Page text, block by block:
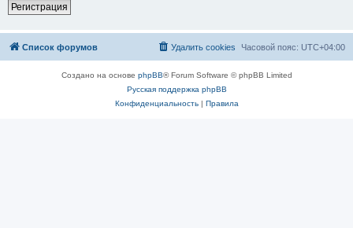
Регистрация
Список форумов Часовой пояс: UTC+04:00
Удалить cookies
Создано на основе phpBB® Forum Software © phpBB Limited
Русская поддержка phpBB
Конфиденциальность| Правила